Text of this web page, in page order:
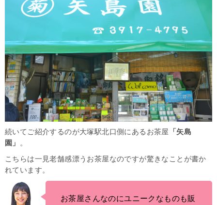
続いてご紹介するのが大塚駅北口側にあるお茶屋
「矢島
園」
。
こちらは一見老舗感漂うお茶屋なのですが驚きなことが書か
れています。
お茶屋さんなのにユニークなものも販